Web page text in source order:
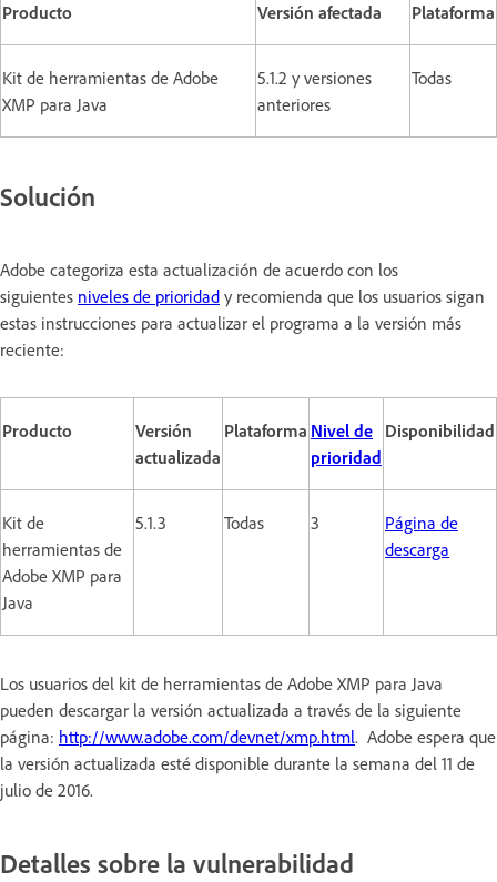
Producto Versión afectada Plataforma
Kit de herramientas de Adobe
XMP para Java
5.1.2 y versiones
anteriores
Todas
Solución
Adobe categoriza esta actualización de acuerdo con los
siguientes niveles de prioridad y recomienda que los usuarios sigan
estas instrucciones para actualizar el programa a la versión más
reciente:
Producto
Versión
actualizada
Plataforma Nivel de
prioridad
Disponibilidad
Kit de
herramientas de
Adobe XMP para
Java
5.1.3 Todas 3
Página de
descarga
Los usuarios del kit de herramientas de Adobe XMP para Java
pueden descargar la versión actualizada a través de la siguiente
página: http://www.adobe.com/devnet/xmp.html. Adobe espera que
la versión actualizada esté disponible durante la semana del 11 de
julio de 2016.
Detalles sobre la vulnerabilidad